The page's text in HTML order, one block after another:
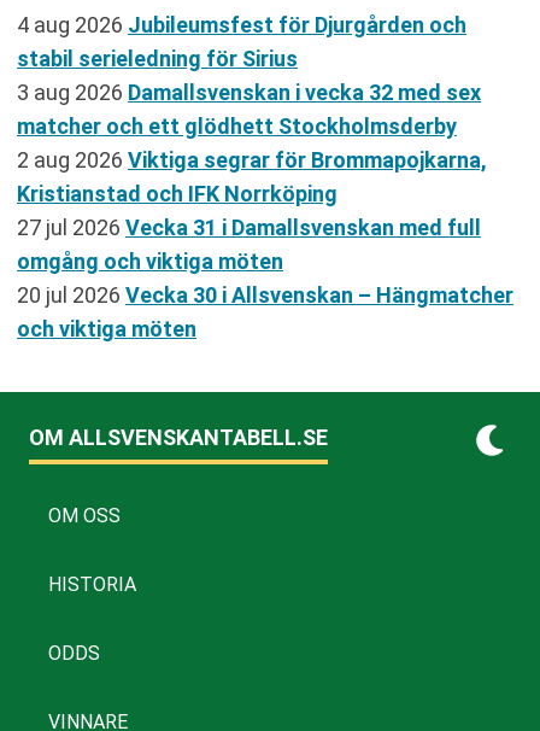
4 aug 2026 Jubileumsfest för Djurgården och
stabil serieledning för Sirius
3 aug 2026 Damallsvenskan i vecka 32 med sex
matcher och ett glödhett Stockholmsderby
2 aug 2026 Viktiga segrar för Brommapojkarna,
Kristianstad och IFK Norrköping
27 jul 2026 Vecka 31 i Damallsvenskan med full
omgång och viktiga möten
20 jul 2026 Vecka 30 i Allsvenskan – Hängmatcher
och viktiga möten
OM ALLSVENSKANTABELL.SE
OM OSS
HISTORIA
ODDS
VINNARE